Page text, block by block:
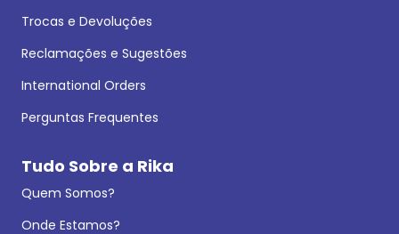
Trocas e Devoluções
Reclamações e Sugestões
International Orders
Perguntas Frequentes
Tudo Sobre a Rika
Quem Somos?
Onde Estamos?